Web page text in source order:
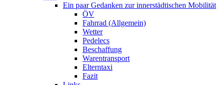
Ein paar Gedanken zur innerstädtischen Mobilität
ÖV
Fahrrad (Allgemein)
Wetter
Pedelecs
Beschaffung
Warentransport
Elterntaxi
Fazit